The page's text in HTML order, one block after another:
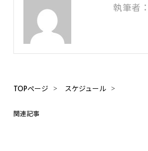
執筆者：
TOPページ スケジュール
関連記事